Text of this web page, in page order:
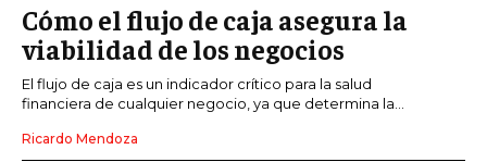
Cómo el flujo de caja asegura la
viabilidad de los negocios
El flujo de caja es un indicador crítico para la salud
financiera de cualquier negocio, ya que determina la...
Ricardo Mendoza